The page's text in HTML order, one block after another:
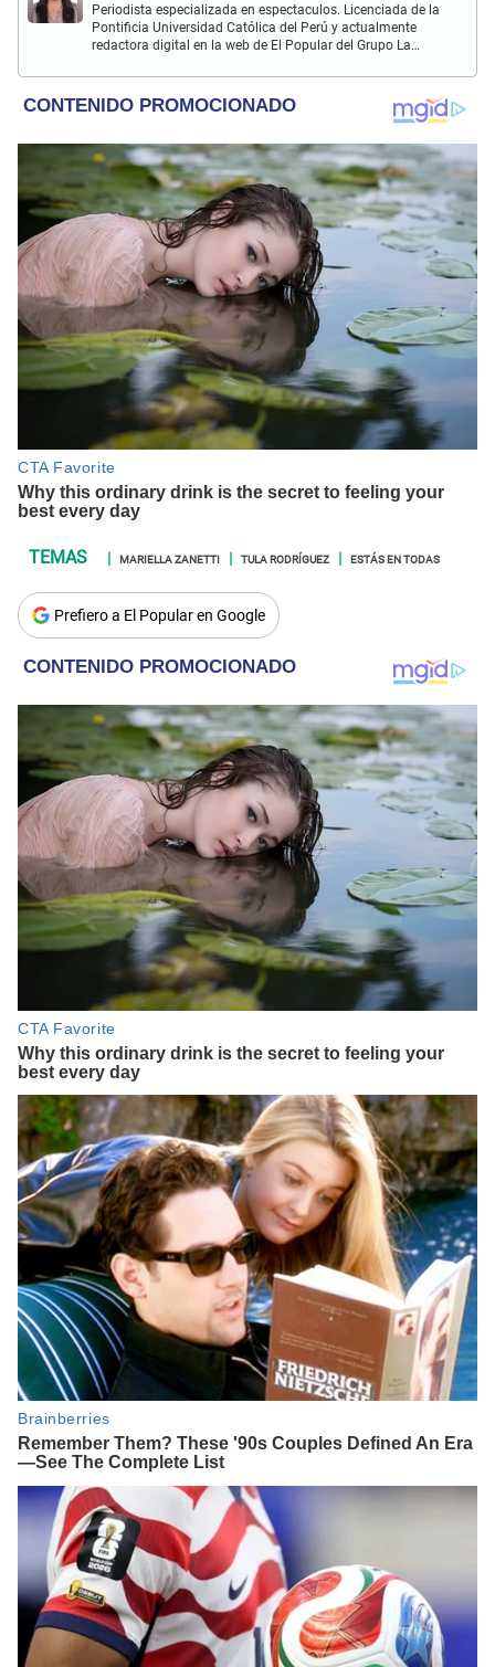
Periodista especializada en espectaculos. Licenciada de la
Pontificia Universidad Católica del Perú y actualmente
redactora digital en la web de El Popular del Grupo La
sociales y nuevas tecnologías.
MARIELLA ZANETTI TULA RODRÍGUEZ ESTÁS EN TODAS
Prefiero a El Popular en Google